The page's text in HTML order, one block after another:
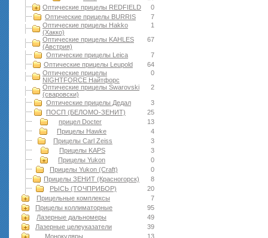
0
Оптические прицелы REDFIELD
7
Оптические прицелы BURRIS
1
Оптические прицелы Hakko
(Хакко)
67
Оптические прицелы KAHLES
(Австрия)
7
Оптические прицелы Leica
64
Оптические прицелы Leupold
0
Оптические прицелы
NIGHTFORCE Найтфорс
2
Оптические прицелы Swarovski
(сваровски)
3
Оптические прицелы Дедал
25
ПОСП (БЕЛОМО-ЗЕНИТ)
13
прицел Docter
4
Прицелы Hawke
3
Прицелы Carl Zeiss
3
Прицелы KAPS
0
Прицелы Yukon
0
Прицелы Yukon (Craft)
8
Прицелы ЗЕНИТ (Красногорск)
20
РЫСЬ (ТОЧПРИБОР)
7
Прицельные комплексы
95
Прицелы коллиматорные
49
Лазерные дальномеры
39
Лазерные целеуказатели
13
Монокуляры